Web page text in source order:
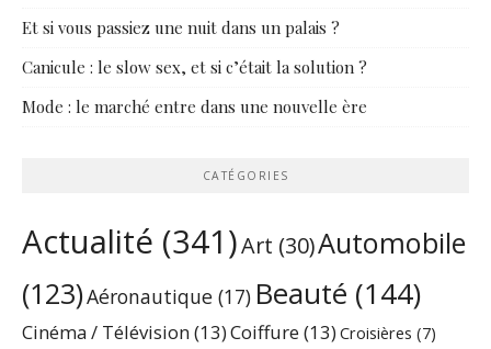
Et si vous passiez une nuit dans un palais ?
Canicule : le slow sex, et si c’était la solution ?
Mode : le marché entre dans une nouvelle ère
CATÉGORIES
Actualité (341)Art (30)Automobile
(123)Aéronautique (17) Beauté (144)
Cinéma / Télévision(13)Coiffure(13) Croisières (7)